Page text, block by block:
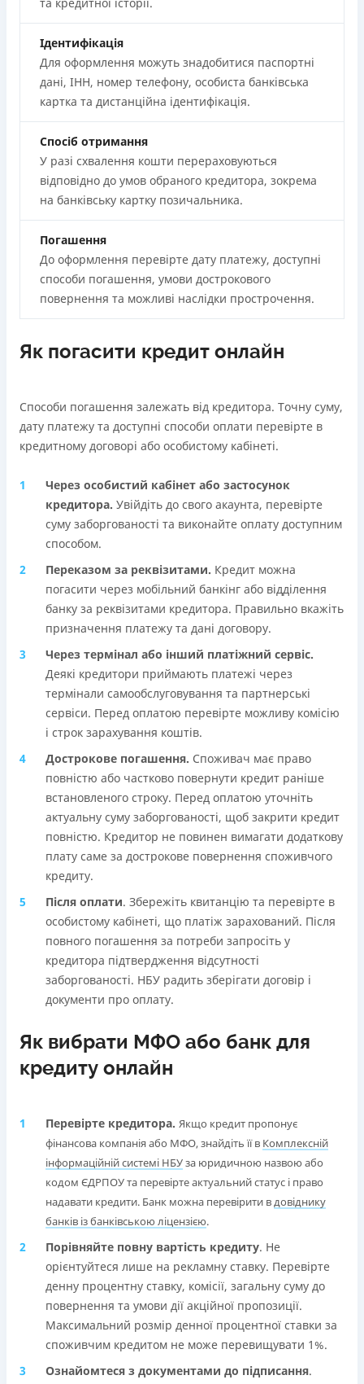
Ідентифікація
Для оформлення можуть знадобитися паспортні
дані, ІНН, номер телефону, особиста банківська
картка та дистанційна ідентифікація.
Спосіб отримання
У разі схвалення кошти перераховуються
відповідно до умов обраного кредитора, зокрема
на банківську картку позичальника.
Погашення
До оформлення перевірте дату платежу, доступні
способи погашення, умови дострокового
повернення та можливі наслідки прострочення.
Як погасити кредит онлайн
Способи погашення залежать від кредитора. Точну суму,
дату платежу та доступні способи оплати перевірте в
кредитному договорі або особистому кабінеті.
Через особистий кабінет або застосунок
кредиторa. Увійдіть до свого акаунта, перевірте
суму заборгованості та виконайте оплату доступним
способом.
Переказом за реквізитами. Кредит можна
погасити через мобільний банкінг або відділення
банку за реквізитами кредитора. Правильно вкажіть
призначення платежу та дані договору.
Через термінал або інший платіжний сервіс.
Деякі кредитори приймають платежі через
термінали самообслуговування та партнерські
сервіси. Перед оплатою перевірте можливу комісію
і строк зарахування коштів.
Дострокове погашення. Споживач має право
повністю або частково повернути кредит раніше
встановленого строку. Перед оплатою уточніть
актуальну суму заборгованості, щоб закрити кредит
повністю. Кредитор не повинен вимагати додаткову
плату саме за дострокове повернення споживчого
кредиту.
Після оплати. Збережіть квитанцію та перевірте в
особистому кабінеті, що платіж зарахований. Після
повного погашення за потреби запросіть у
кредитора підтвердження відсутності
заборгованості. НБУ радить зберігати договір і
документи про оплату.
Як вибрати МФО або банк для
кредиту онлайн
Перевірте кредитора. Якщо кредит пропонує
фінансова компанія або МФО, знайдіть її в Комплексній
інформаційній системі НБУза юридичною назвою або
кодом ЄДРПОУ та перевірте актуальний статус і право
надавати кредити. Банк можна перевірити в довіднику
банків із банківською ліцензією.
Порівняйте повну вартість кредиту. Не
орієнтуйтеся лише на рекламну ставку. Перевірте
денну процентну ставку, комісії, загальну суму до
повернення та умови дії акційної пропозиції.
Максимальний розмір денної процентної ставки за
споживчим кредитом не може перевищувати 1%.
Ознайомтеся з документами до підписання.